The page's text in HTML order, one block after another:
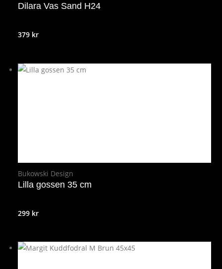
Dilara Vas Sand H24
379 kr
Bukowski Design
Lilla gossen 35 cm
299 kr